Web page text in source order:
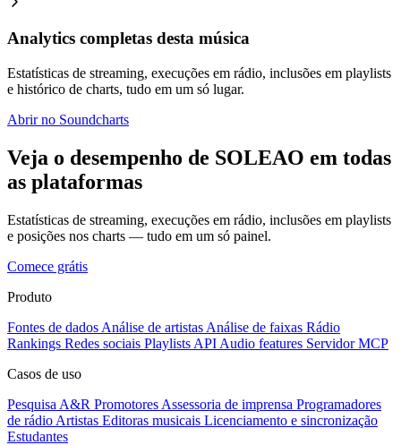
Analytics completas desta música
Estatísticas de streaming, execuções em rádio, inclusões em playlists
e histórico de charts, tudo em um só lugar.
Abrir no Soundcharts
Veja o desempenho de SOLEAO em todas
as plataformas
Estatísticas de streaming, execuções em rádio, inclusões em playlists
e posições nos charts — tudo em um só painel.
Comece grátis
Produto
Fontes de dados Análise de artistas Análise de faixas Rádio
Rankings Redes sociais Playlists API Audio features Servidor MCP
Casos de uso
Pesquisa A&R Promotores Assessoria de imprensa Programadores
de rádio Artistas Editoras musicais Licenciamento e sincronização
Estudantes